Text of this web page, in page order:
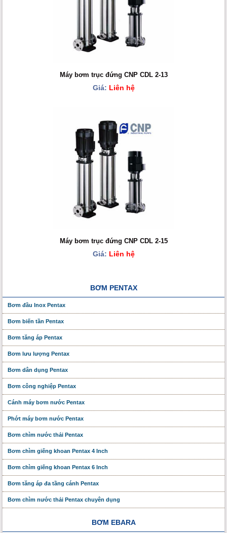
Máy bơm trục đứng CNP CDL 2-13
Giá: Liên hệ
Máy bơm trục đứng CNP CDL 2-15
Giá: Liên hệ
BƠM PENTAX
Bơm đầu Inox Pentax
Bơm biến tần Pentax
Bơm tăng áp Pentax
Bơm lưu lượng Pentax
Bơm dân dụng Pentax
Bơm công nghiệp Pentax
Cánh máy bơm nước Pentax
Phớt máy bơm nước Pentax
Bơm chìm nước thải Pentax
Bơm chìm giếng khoan Pentax 4 Inch
Bơm chìm giếng khoan Pentax 6 Inch
Bơm tăng áp đa tầng cánh Pentax
Bơm chìm nước thải Pentax chuyên dụng
BƠM EBARA